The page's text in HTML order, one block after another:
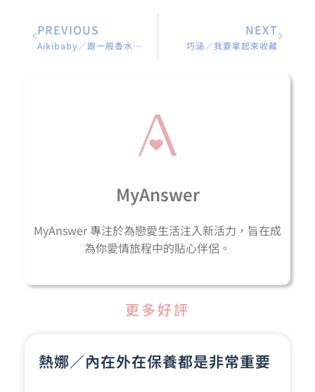
PREVIOUS
Aikibaby／跟一般香水相較下，簡直物超所值
NEXT
巧涵／我要拿起來收藏
MyAnswer
MyAnswer 專注於為戀愛生活注入新活力，旨在成
為你愛情旅程中的貼心伴侶。
更多好評
熱娜／內在外在保養都是非常重要